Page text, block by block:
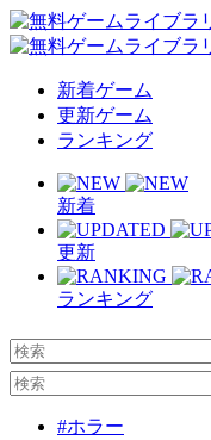
新着ゲーム
更新ゲーム
ランキング
新着
更新
ランキング
#ホラー